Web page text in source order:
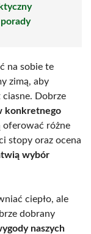
na sobie te
zimą, aby
Dobrze
konkretnego
oferować różne
stopy oraz ocena
wybór
ciepło, ale
dobrany
naszych